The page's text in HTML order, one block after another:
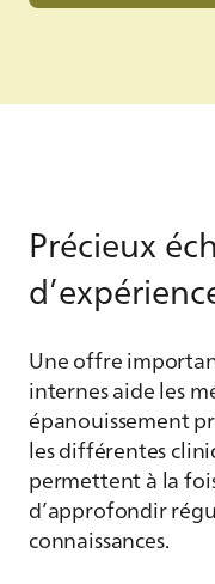
Précieux
Une offre
internes aide les
épanouissement
les différentes
permettent à la
d’approfondir
connaissances.